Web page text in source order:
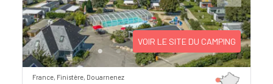
Previous Next
VOIR LE SITE DU CAMPING
France, Finistère, Douarnenez